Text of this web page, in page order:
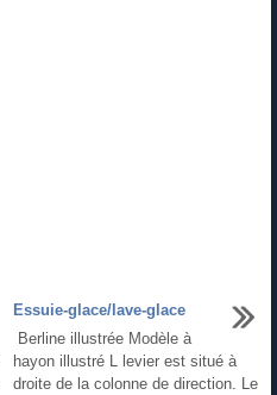
Essuie-glace/lave-glace
Berline illustrée Modèle à
hayon illustré L levier est situé à
droite de la colonne de direction. Le